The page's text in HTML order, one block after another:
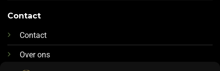
Contact
Contact
Over ons